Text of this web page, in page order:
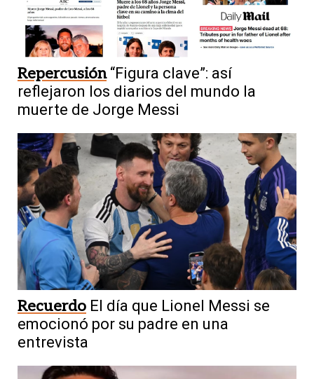
Repercusión “Figura clave”: así
reflejaron los diarios del mundo la
muerte de Jorge Messi
Recuerdo El día que Lionel Messi se
emocionó por su padre en una
entrevista